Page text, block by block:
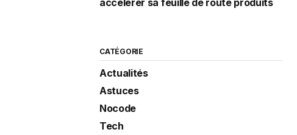
CATÉGORIE
Actualités
Astuces
Nocode
Tech